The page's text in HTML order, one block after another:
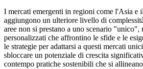
I mercati emergenti in regioni come l'Asia e
aggiungono un ulteriore livello di
aree non si prestano a uno scenario "unico",
personalizzati che affrontino le sfide e le
le strategie per adattarsi a questi mercati
sbloccare un potenziale di crescita
contempo pratiche sostenibili che si